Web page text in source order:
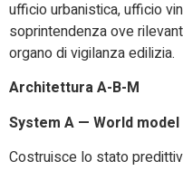
ufficio urbanistica, ufficio
soprintendenza ove
organo di vigilanza edilizia.
Architettura A-B-M
System A — World
Costruisce lo stato